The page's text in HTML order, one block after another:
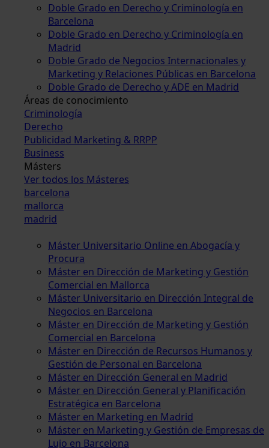
Doble Grado en Derecho y Criminología en
Barcelona
Doble Grado en Derecho y Criminología en
Madrid
Doble Grado de Negocios Internacionales y
Marketing y Relaciones Públicas en Barcelona
Doble Grado de Derecho y ADE en Madrid
Áreas de conocimiento
Criminología
Derecho
Publicidad Marketing & RRPP
Business
Másters
Ver todos los Másteres
barcelona
mallorca
madrid
Máster Universitario Online en Abogacía y
Procura
Máster en Dirección de Marketing y Gestión
Comercial en Mallorca
Máster Universitario en Dirección Integral de
Negocios en Barcelona
Máster en Dirección de Marketing y Gestión
Comercial en Barcelona
Máster en Dirección de Recursos Humanos y
Gestión de Personal en Barcelona
Máster en Dirección General en Madrid
Máster en Dirección General y Planificación
Estratégica en Barcelona
Máster en Marketing en Madrid
Máster en Marketing y Gestión de Empresas de
Lujo en Barcelona